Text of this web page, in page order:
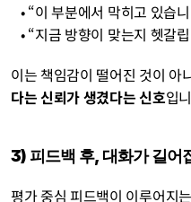
• “이 부분에서 막히고 있습
• “지금 방향이 맞는지 헷갈
이는 책임감이 떨어진 것이 아
다는 신뢰가 생겼다는 신호입
3) 피드백 후, 대화가 길어
평가 중심 피드백이 이루어지